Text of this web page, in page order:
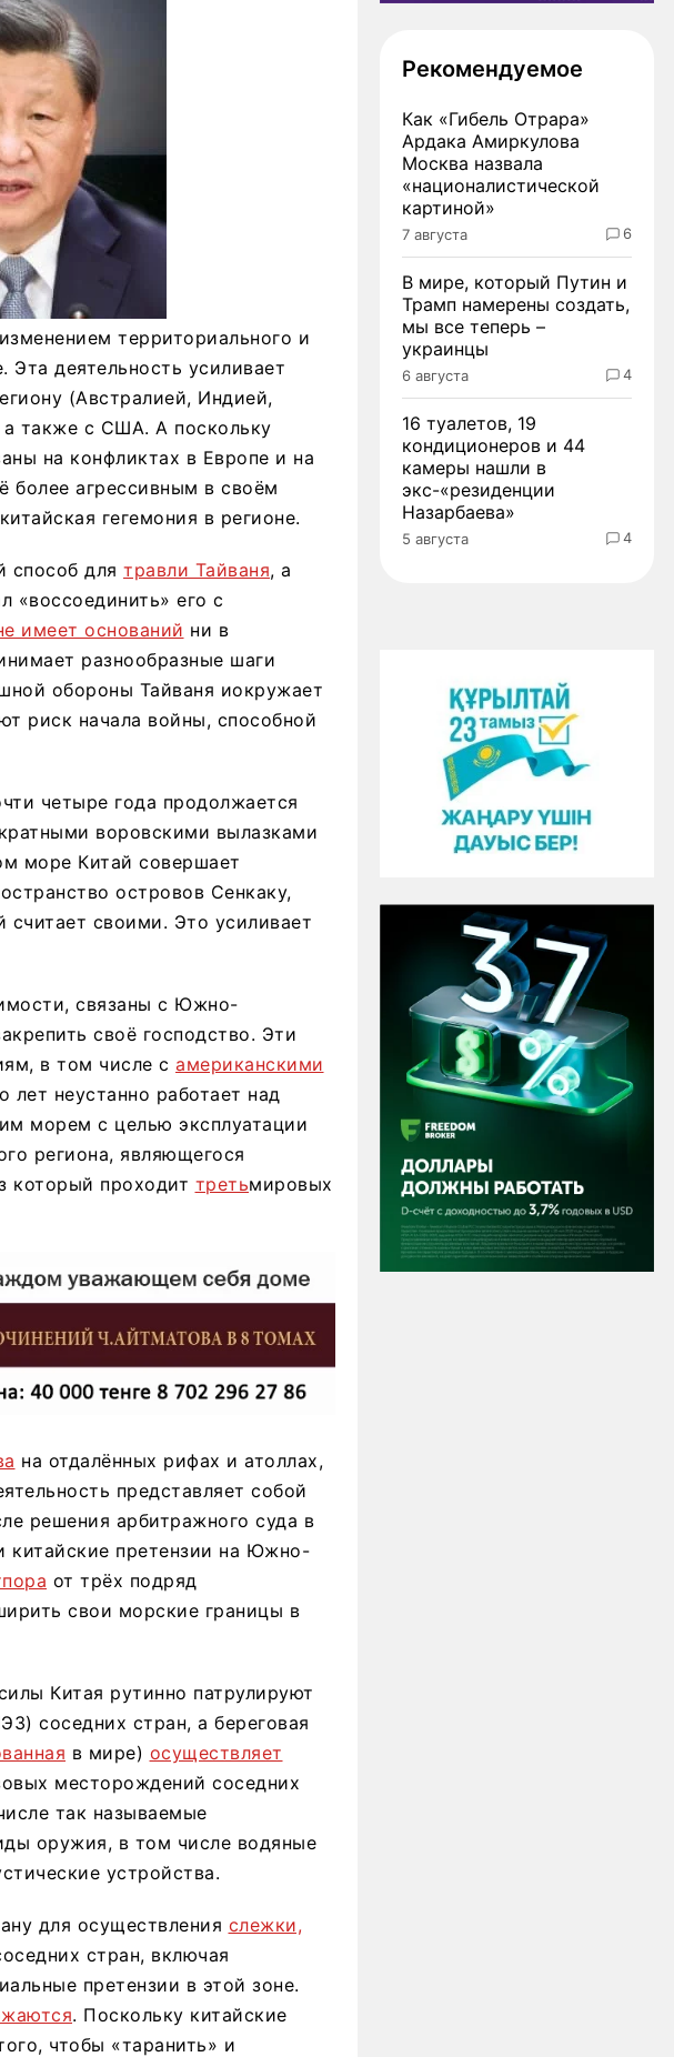
территориального и
деятельность усиливает
(Австралией, Индией,
также с США. А поскольку
на конфликтах в Европе и на
более агрессивным в своём
гегемония в регионе.
способ для травли Тайваня, а
«воссоединить» его с
имеет оснований ни в
разнообразные шаги
обороны Тайваня иокружает
риск начала войны, способной
четыре года продолжается
воровскими вылазками
море Китай совершает
островов Сенкаку,
своими. Это усиливает
связаны с Южно-
своё господство. Эти
в том числе с американскими
лет неустанно работает над
морем с целью эксплуатации
региона, являющегося
который проходит третьмировых
на отдалённых рифах и атоллах,
представляет собой
решения арбитражного суда в
китайские претензии на Южно-
от трёх подряд
свои морские границы в
Китая рутинно патрулируют
соседних стран, а береговая
в мире) осуществляет
месторождений соседних
так называемые
оружия, в том числе водяные
устройства.
для осуществления слежки,
стран, включая
претензии в этой зоне.
. Поскольку китайские
чтобы «таранить» и
Рекомендуемое
Как «Гибель Отрара»
Ардака Амиркулова
Москва назвала
«националистической
картиной»
7 августа 6
В мире, который Путин и
Трамп намерены создать,
мы все теперь –
украинцы
6 августа 4
16 туалетов, 19
кондиционеров и 44
камеры нашли в
экс-«резиденции
Назарбаева»
5 августа 4